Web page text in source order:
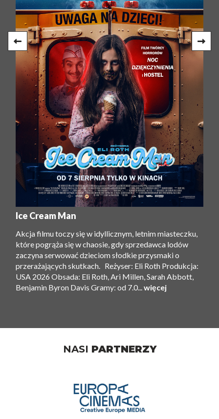
Ice Cream Man
Akcja filmu toczy się w idyllicznym, letnim miasteczku,
które pogrąża się w chaosie, gdy sprzedawca lodów
zaczyna serwować dzieciom słodkie przysmaki o
przerażających skutkach. Reżyser: Eli Roth Produkcja:
USA 2026 Obsada: Eli Roth, Ari Millen, Sarah Abbott,
Benjamin Byron Davis Gramy: od 7.0...więcej
NASI PARTNERZY